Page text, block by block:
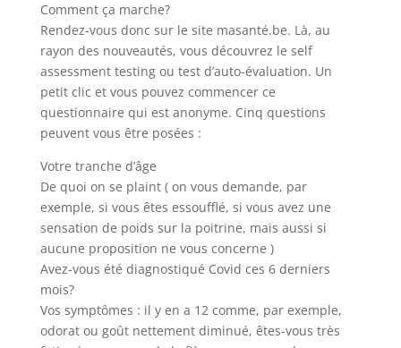
Comment ça marche?
Rendez-vous donc sur le site masanté.be. Là, au
rayon des nouveautés, vous découvrez le self
assessment testing ou test d’auto-évaluation. Un
petit clic et vous pouvez commencer ce
questionnaire qui est anonyme. Cinq questions
peuvent vous être posées :
Votre tranche d’âge
De quoi on se plaint ( on vous demande, par
exemple, si vous êtes essoufflé, si vous avez une
sensation de poids sur la poitrine, mais aussi si
aucune proposition ne vous concerne )
Avez-vous été diagnostiqué Covid ces 6 derniers
mois?
Vos symptômes : il y en a 12 comme, par exemple,
odorat ou goût nettement diminué, êtes-vous très